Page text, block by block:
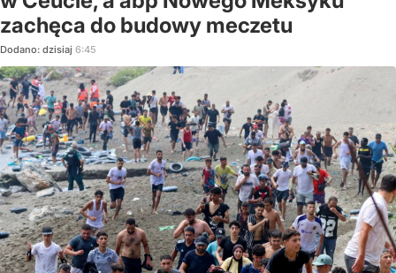
zachęca do budowy meczetu
Dodano: dzisiaj 6:45